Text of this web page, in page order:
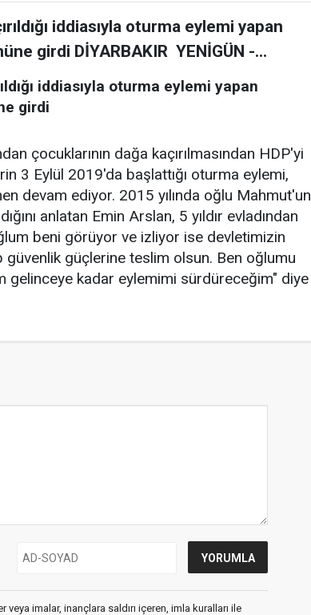
iddiasıyla oturma eylemi yapan
girdi DİYARBAKIR YENİGÜN -...
iddiasıyla oturma eylemi yapan
girdi
çocuklarının dağa kaçırılmasından HDP'yi
3 Eylül 2019'da başlattığı oturma eylemi,
devam ediyor. 2015 yılında oğlu Mahmut'un
anlatan Emin Arslan, 5 yıldır evladından
beni görüyor ve izliyor ise devletimizin
güçlerine teslim olsun. Ben oğlumu
gelinceye kadar eylemimi sürdüreceğim" diye
imalar, inançlara saldırı içeren, imla kuralları ile